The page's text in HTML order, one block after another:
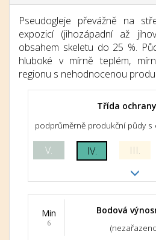
Pseudogleje převážně na
expozicí (jihozápadní až
obsahem skeletu do 25 %.
hluboké v mírně teplém,
regionu s nehodnocenou
Třída ochrany
podprůměrně produkční půdy
V. IV. III.
Min
6
Bodová